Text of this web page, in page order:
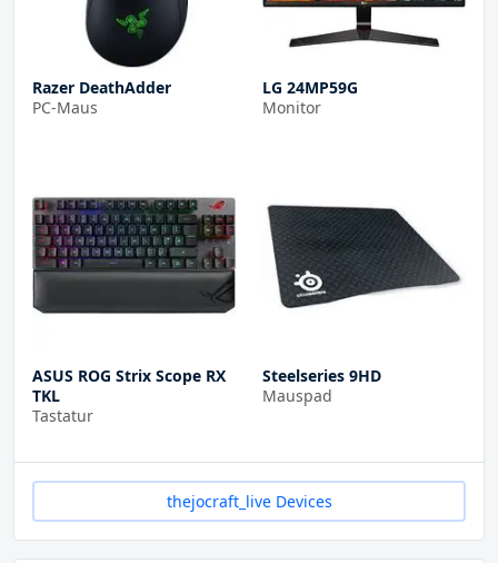
Razer DeathAdder
PC-Maus
LG 24MP59G
Monitor
ASUS ROG Strix Scope RX
TKL
Tastatur
Steelseries 9HD
Mauspad
thejocraft_live Devices